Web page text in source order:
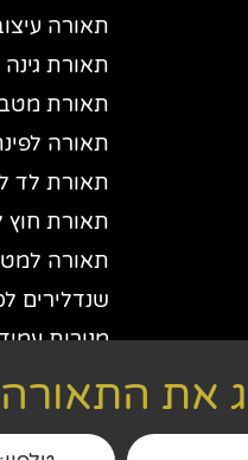
את
תאורה
תאורת גינה
תאורת
תאורה
תאורת לד
תאורת חוץ
תאורה
שנדלירים
מנורות
יבואן תאורה